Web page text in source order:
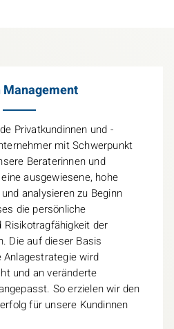
Privatkundinnen und -
mit Schwerpunkt
Beraterinnen und
ausgewiesene, hohe
analysieren zu Beginn
die persönliche
der
Die auf dieser Basis
wird
und an veränderte
So erzielen wir den
für unsere Kundinnen